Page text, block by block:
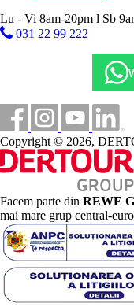
Lu - Vi 8am-20pm l Sb
031 22 99 222
Copyright © 2026,
Facem parte din REWE
mai mare grup central-